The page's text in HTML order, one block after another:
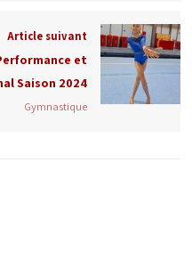
Article suivant
et
Saison 2024
Gymnastique